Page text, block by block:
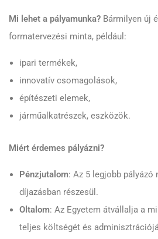
Mi lehet a pályamunka? Bármilyen új
formatervezési minta, például:
ipari termékek,
innovatív csomagolások,
építészeti elemek,
járműalkatrészek, eszközök.
Miért érdemes pályázni?
Pénzjutalom: Az 5 legjobb pályázó
díjazásban részesül.
Oltalom: Az Egyetem átvállalja a
teljes költségét és